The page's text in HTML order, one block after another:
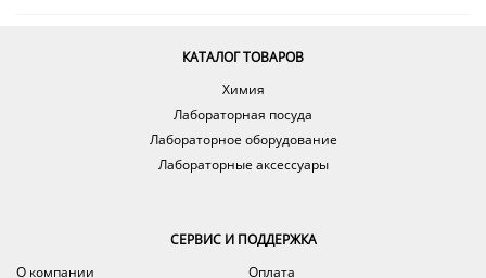
КАТАЛОГ ТОВАРОВ
Химия
Лабораторная посуда
Лабораторное оборудование
Лабораторные аксессуары
СЕРВИС И ПОДДЕРЖКА
О компании
Оплата